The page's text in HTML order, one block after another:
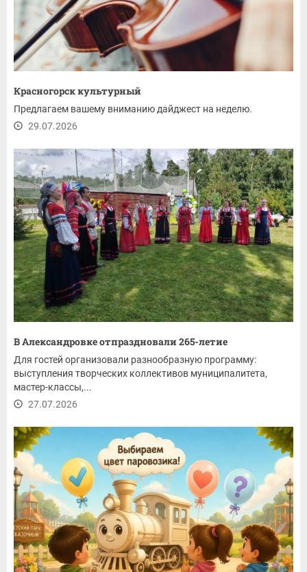
Красногорск культурный
Предлагаем вашему вниманию дайджест на неделю.
29.07.2026
В Александровке отпраздновали 265-летие
Для гостей организовали разнообразную программу:
выступления творческих коллективов муниципалитета,
мастер-классы,...
27.07.2026